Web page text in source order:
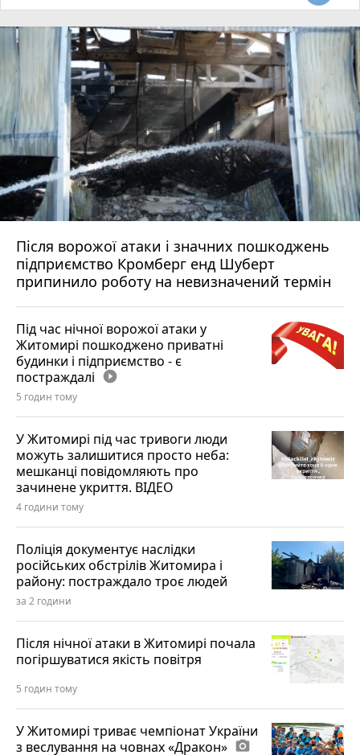
Після ворожої атаки і значних пошкоджень
підприємство Кромберг енд Шуберт
припинило роботу на невизначений термін
Під час нічної ворожої атаки у
Житомирі пошкоджено приватні
будинки і підприємство - є
постраждалі play_circle_filled
5 годин тому
У Житомирі під час тривоги люди
можуть залишитися просто неба:
мешканці повідомляють про
зачинене укриття. ВІДЕО
4 години тому
Поліція документує наслідки
російських обстрілів Житомира і
району: постраждало троє людей
за 2 години
Після нічної атаки в Житомирі почала
погіршуватися якість повітря
5 годин тому
У Житомирі триває чемпіонат України
з веслування на човнах «Дракон» photo_camera